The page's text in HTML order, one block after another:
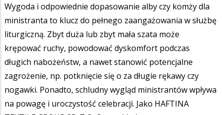
Wygoda i odpowiednie dopasowanie alby czy komży dla
ministranta to klucz do pełnego zaangażowania w służbę
liturgiczną. Zbyt duża lub zbyt mała szata może
krępować ruchy, powodować dyskomfort podczas
długich nabożeństw, a nawet stanowić potencjalne
zagrożenie, np. potknięcie się o za długie rękawy czy
nogawki. Ponadto, schludny wygląd ministrantów wpływa
na powagę i uroczystość celebracji. Jako HAFTINA